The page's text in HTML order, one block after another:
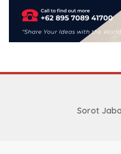
Sorot